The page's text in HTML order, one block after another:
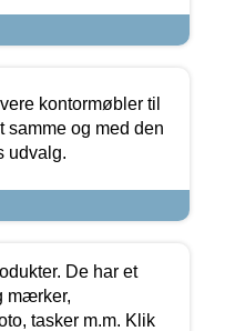
kontormøbler til
samme og med den
udvalg.
De har et
mærker,
tasker m.m. Klik